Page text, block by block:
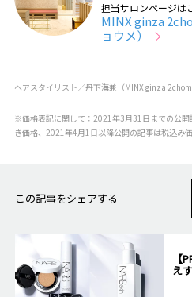
担当サロンページは
MINX ginza
ョウメ）
ヘアスタイリスト／丹下海兼（MINX ginza
※価格表記に関して：2021年3月31日までの公
き価格、2021年4月1日以降公開の記事は税込み価
この記事をシェアする
【
え